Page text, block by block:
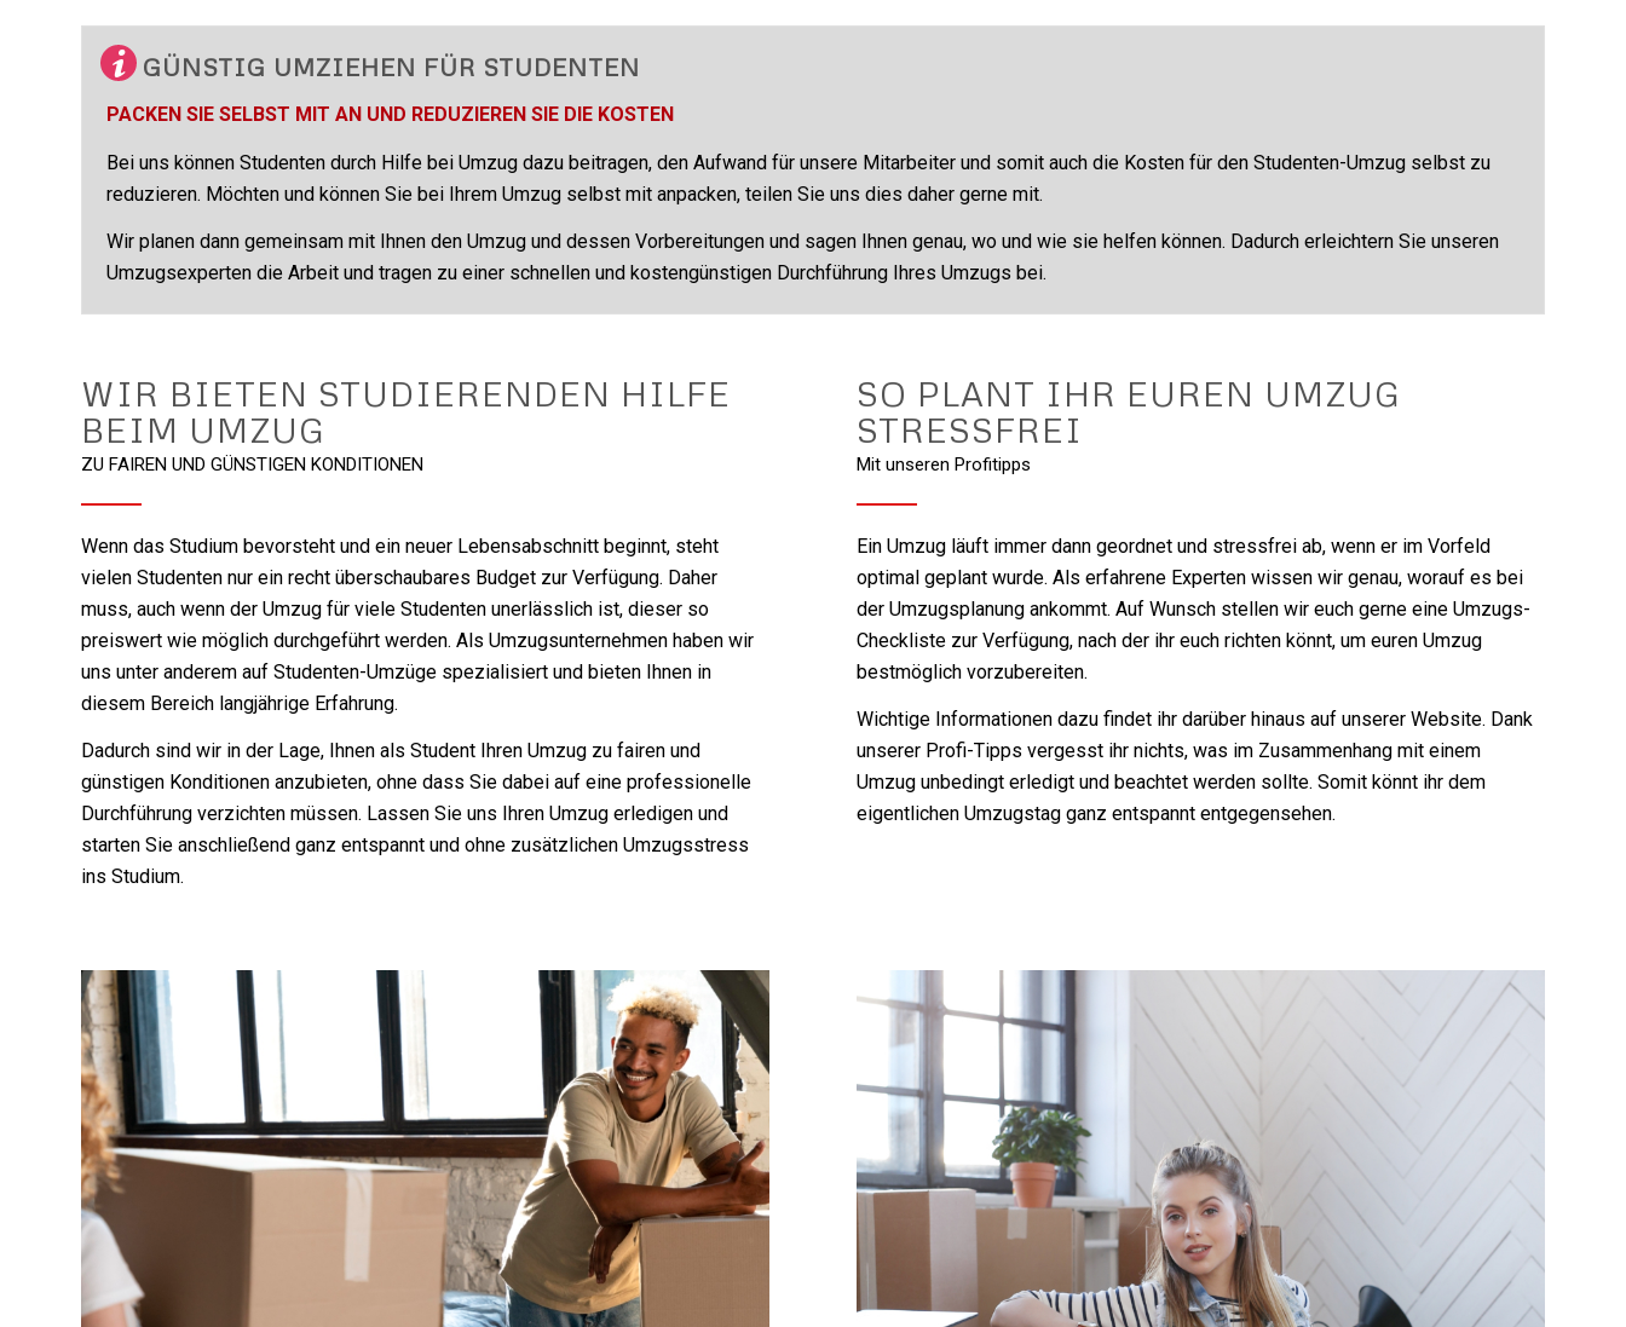
GÜNSTIG UMZIEHEN FÜR STUDENTEN
PACKEN SIE SELBST MIT AN UND REDUZIEREN SIE DIE KOSTEN
Bei uns können Studenten durch Hilfe bei Umzug dazu beitragen, den Aufwand für unsere Mitarbeiter und somit auch die Kosten für den Studenten-Umzug selbst zu
reduzieren. Möchten und können Sie bei Ihrem Umzug selbst mit anpacken, teilen Sie uns dies daher gerne mit.
Wir planen dann gemeinsam mit Ihnen den Umzug und dessen Vorbereitungen und sagen Ihnen genau, wo und wie sie helfen können. Dadurch erleichtern Sie unseren
Umzugsexperten die Arbeit und tragen zu einer schnellen und kostengünstigen Durchführung Ihres Umzugs bei.
WIR BIETEN STUDIERENDEN HILFE
BEIM UMZUG
ZU FAIREN UND GÜNSTIGEN KONDITIONEN
Wenn das Studium bevorsteht und ein neuer Lebensabschnitt beginnt, steht
vielen Studenten nur ein recht überschaubares Budget zur Verfügung. Daher
muss, auch wenn der Umzug für viele Studenten unerlässlich ist, dieser so
preiswert wie möglich durchgeführt werden. Als Umzugsunternehmen haben wir
uns unter anderem auf Studenten-Umzüge spezialisiert und bieten Ihnen in
diesem Bereich langjährige Erfahrung.
Dadurch sind wir in der Lage, Ihnen als Student Ihren Umzug zu fairen und
günstigen Konditionen anzubieten, ohne dass Sie dabei auf eine professionelle
Durchführung verzichten müssen. Lassen Sie uns Ihren Umzug erledigen und
starten Sie anschließend ganz entspannt und ohne zusätzlichen Umzugsstress
ins Studium.
SO PLANT IHR EUREN UMZUG
STRESSFREI
Mit unseren Profitipps
Ein Umzug läuft immer dann geordnet und stressfrei ab, wenn er im Vorfeld
optimal geplant wurde. Als erfahrene Experten wissen wir genau, worauf es bei
der Umzugsplanung ankommt. Auf Wunsch stellen wir euch gerne eine Umzugs-
Checkliste zur Verfügung, nach der ihr euch richten könnt, um euren Umzug
bestmöglich vorzubereiten.
Wichtige Informationen dazu findet ihr darüber hinaus auf unserer Website. Dank
unserer Profi-Tipps vergesst ihr nichts, was im Zusammenhang mit einem
Umzug unbedingt erledigt und beachtet werden sollte. Somit könnt ihr dem
eigentlichen Umzugstag ganz entspannt entgegensehen.